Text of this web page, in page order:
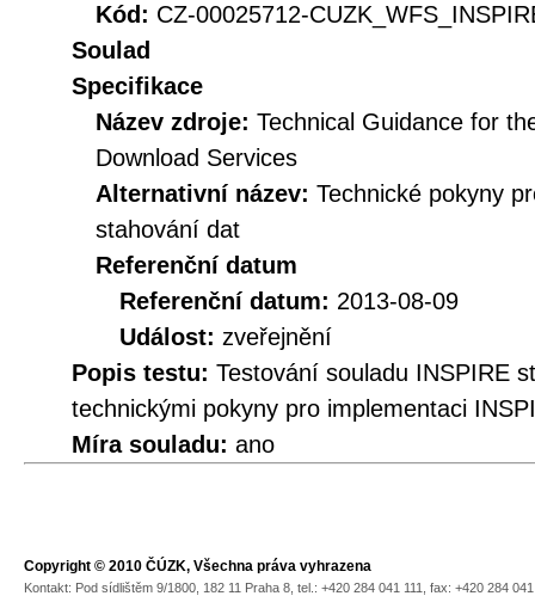
Kód: CZ-00025712-
Soulad
Specifikace
Název zdroje: Technical Guidance for
Download Services
Alternativní název: Technické pokyny
stahování dat
Referenční datum
Referenční datum: 2013-08-09
Událost: zveřejnění
Popis testu: Testování souladu INSPIRE
technickými pokyny pro implementaci
Míra souladu: ano
Copyright © 2010 ČÚZK, Všechna práva vyhrazena
Kontakt: Pod sídlištěm 9/1800, 182 11 Praha 8, tel.: +420 284 041 111, fax: +420 284